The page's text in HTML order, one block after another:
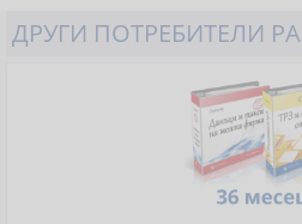
ДРУГИ ПОТРЕБИТЕЛИ